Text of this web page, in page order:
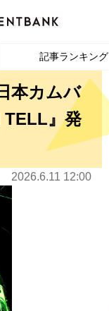
記事ランキング
本カムバ
TELL』発
2026.6.11 12:00